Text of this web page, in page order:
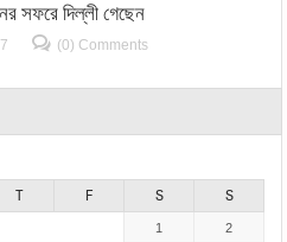
সফরে দিল্লী গেছেন
(0) Comments
T F S S
1 2